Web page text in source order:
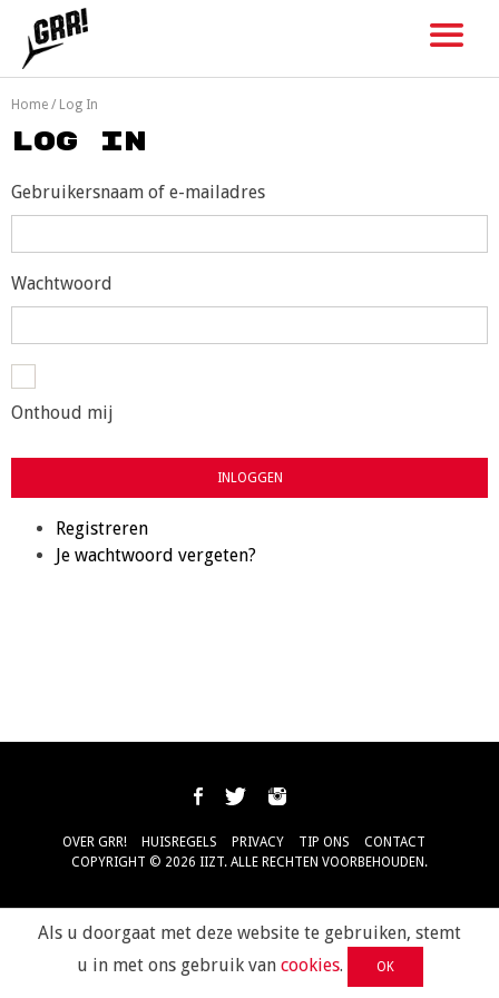
content
Home / Log In
Log In
Gebruikersnaam of e-mailadres
Wachtwoord
Onthoud mij
INLOGGEN
Registreren
Je wachtwoord vergeten?
OVER GRR! HUISREGELS PRIVACY TIP ONS
CONTACT
COPYRIGHT © 2026 IIZT. ALLE RECHTEN VOORBEHOUDEN.
Als u doorgaat met deze website te gebruiken, stemt
u in met ons gebruik van cookies. OK